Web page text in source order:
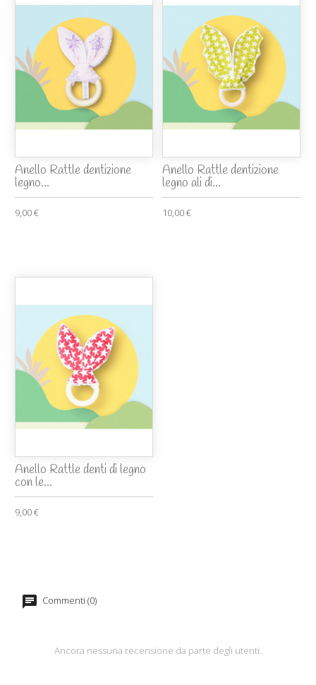
Anello Rattle dentizione
legno...
9,00 €
Anello Rattle dentizione
legno ali di...
10,00 €
Anello Rattle denti di legno
con le...
9,00 €
Commenti (0)
Ancora nessuna recensione da parte degli utenti.